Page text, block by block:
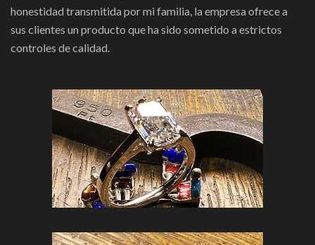
honestidad transmitida por mi familia, la empresa ofrece a
sus clientes un producto que ha sido sometido a estrictos
controles de calidad.